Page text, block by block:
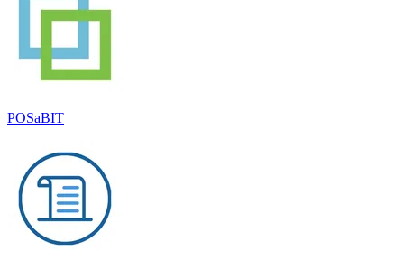
POSaBIT